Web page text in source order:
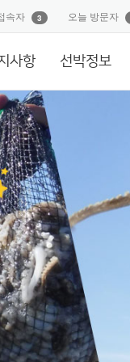
속자 3 오늘 방문자
사항 선박정보